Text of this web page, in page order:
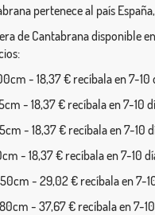
pertenece al país
de Cantabrana disponible
- 18,37 € recíbala en 7-10
- 18,37 € recíbala en 7-10
- 18,37 € recíbala en 7-10
- 18,37 € recíbala en 7-10
- 29,02 € recíbala en 7-
- 37,67 € recíbala en 7-